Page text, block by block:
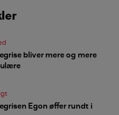
bliver mere og mere
Egon øffer rundt i